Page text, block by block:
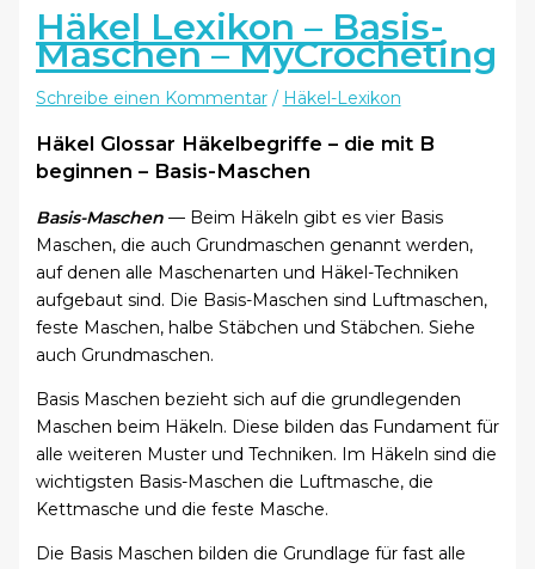
Häkel Lexikon – Basis-
Maschen – MyCrocheting
Schreibe einen Kommentar / Häkel-Lexikon
Häkel Glossar Häkelbegriffe – die mit B
beginnen – Basis-Maschen
Basis-Maschen— Beim Häkeln gibt es vier Basis
Maschen, die auch Grundmaschen genannt werden,
auf denen alle Maschenarten und Häkel-Techniken
aufgebaut sind. Die Basis-Maschen sind Luftmaschen,
feste Maschen, halbe Stäbchen und Stäbchen. Siehe
auch Grundmaschen.
Basis Maschen bezieht sich auf die grundlegenden
Maschen beim Häkeln. Diese bilden das Fundament für
alle weiteren Muster und Techniken. Im Häkeln sind die
wichtigsten Basis-Maschen die Luftmasche, die
Kettmasche und die feste Masche.
Die Basis Maschen bilden die Grundlage für fast alle